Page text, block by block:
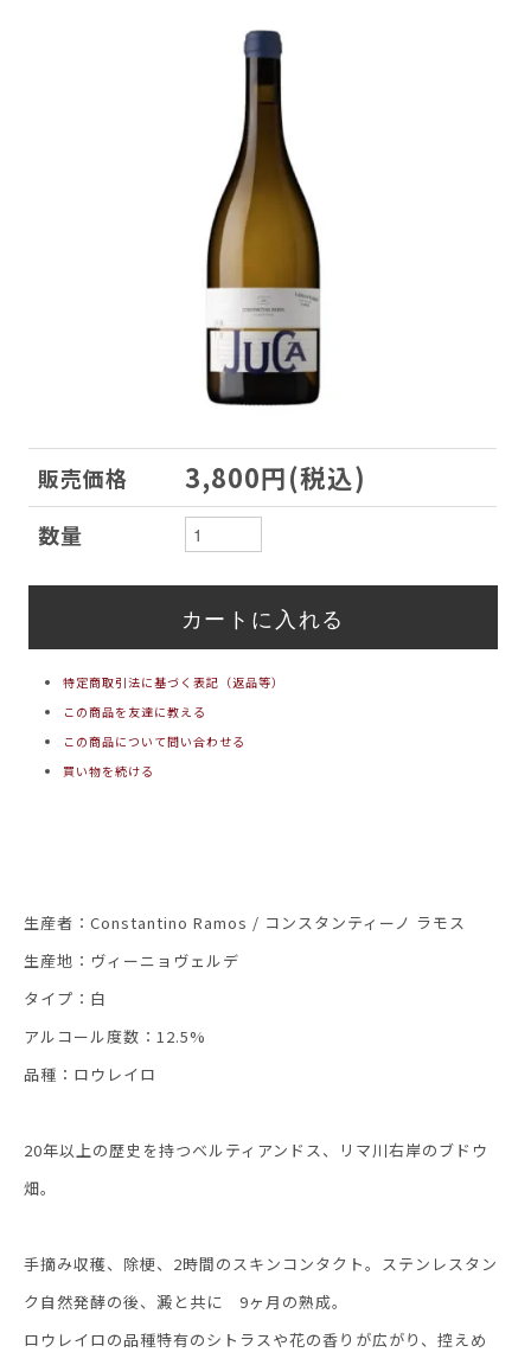
販売価格 3,800円(税込)
数量
特定商取引法に基づく表記（返品等）
この商品を友達に教える
この商品について問い合わせる
買い物を続ける
生産者：Constantino Ramos / コンスタンティーノ ラモス
生産地：ヴィーニョヴェルデ
タイプ：白
アルコール度数：12.5%
品種：ロウレイロ
20年以上の歴史を持つベルティアンドス、リマ川右岸のブドウ
畑。
手摘み収穫、除梗、2時間のスキンコンタクト。ステンレスタン
ク自然発酵の後、澱と共に 9ヶ月の熟成。
ロウレイロの品種特有のシトラスや花の香りが広がり、控えめ